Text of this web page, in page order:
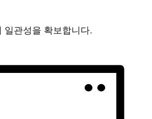
일관성을 확보합니다.